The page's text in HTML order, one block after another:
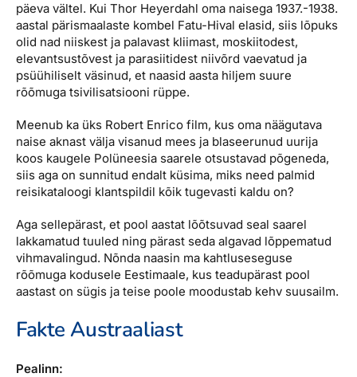
päeva vältel. Kui Thor Heyerdahl oma naisega 1937.-1938.
aastal pärismaalaste kombel Fatu-Hival elasid, siis lõpuks
olid nad niiskest ja palavast kliimast, moskiitodest,
elevantsustõvest ja parasiitidest niivõrd vaevatud ja
psüühiliselt väsinud, et naasid aasta hiljem suure
rõõmuga tsivilisatsiooni rüppe.
Meenub ka üks Robert Enrico film, kus oma näägutava
naise aknast välja visanud mees ja blaseerunud uurija
koos kaugele Polüneesia saarele otsustavad põgeneda,
siis aga on sunnitud endalt küsima, miks need palmid
reisikataloogi klantspildil kõik tugevasti kaldu on?
Aga sellepärast, et pool aastat lõõtsuvad seal saarel
lakkamatud tuuled ning pärast seda algavad lõppematud
vihmavalingud. Nõnda naasin ma kahtluseseguse
rõõmuga kodusele Eestimaale, kus teadupärast pool
aastast on sügis ja teise poole moodustab kehv suusailm.
Fakte Austraaliast
Pealinn: